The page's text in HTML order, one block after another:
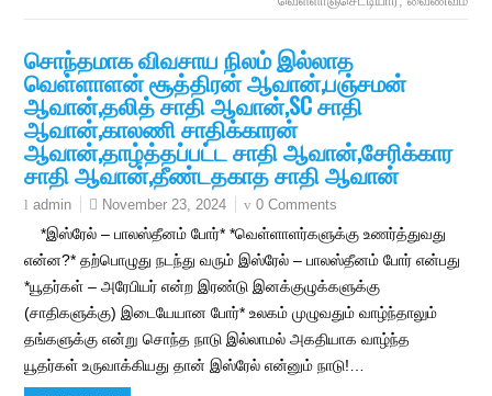
சொந்தமாக விவசாய நிலம் இல்லாத
வெள்ளாளன் சூத்திரன் ஆவான்,பஞ்சமன்
ஆவான்,தலித் சாதி ஆவான்,SC சாதி
ஆவான்,காலணி சாதிக்காரன்
ஆவான்,தாழ்த்தப்பட்ட சாதி ஆவான்,சேரிக்கார
சாதி ஆவான்,தீண்டதகாத சாதி ஆவான்
admin November 23, 2024 0 Comments
*இஸ்ரேல் – பாலஸ்தீனம் போர்* *வெள்ளாளர்களுக்கு உணர்த்துவது
என்ன?* தற்பொழுது நடந்து வரும் இஸ்ரேல் – பாலஸ்தீனம் போர் என்பது
*யூதர்கள் – அரேபியர் என்ற இரண்டு இனக்குழுக்களுக்கு
(சாதிகளுக்கு) இடையேயான போர்* உலகம் முழுவதும் வாழ்ந்தாலும்
தங்களுக்கு என்று சொந்த நாடு இல்லாமல் அகதியாக வாழ்ந்த
யூதர்கள் உருவாக்கியது தான் இஸ்ரேல் என்னும் நாடு!…